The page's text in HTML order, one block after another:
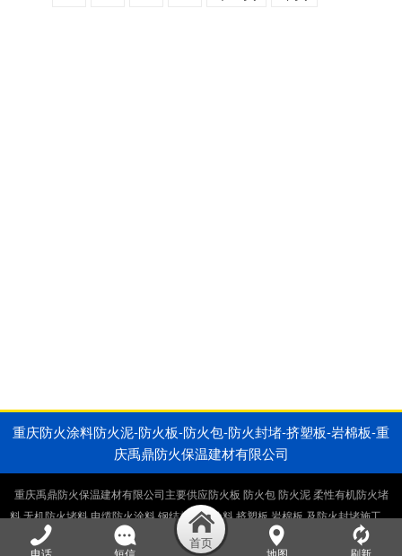
重庆防火涂料防火泥-防火板-防火包-防火封堵-挤塑板-岩棉板-重
庆禹鼎防火保温建材有限公司
重庆禹鼎防火保温建材有限公司主要供应防火板 防火包 防火泥 柔性有机防火堵
料 无机防火堵料 电缆防火涂料 钢结构防火涂料 挤塑板 岩棉板 及防火封堵施工，
电缆井防火封堵施工，桥架防火封堵施工。生产销售一体厂家直供。
电话
短信 地图 刷新